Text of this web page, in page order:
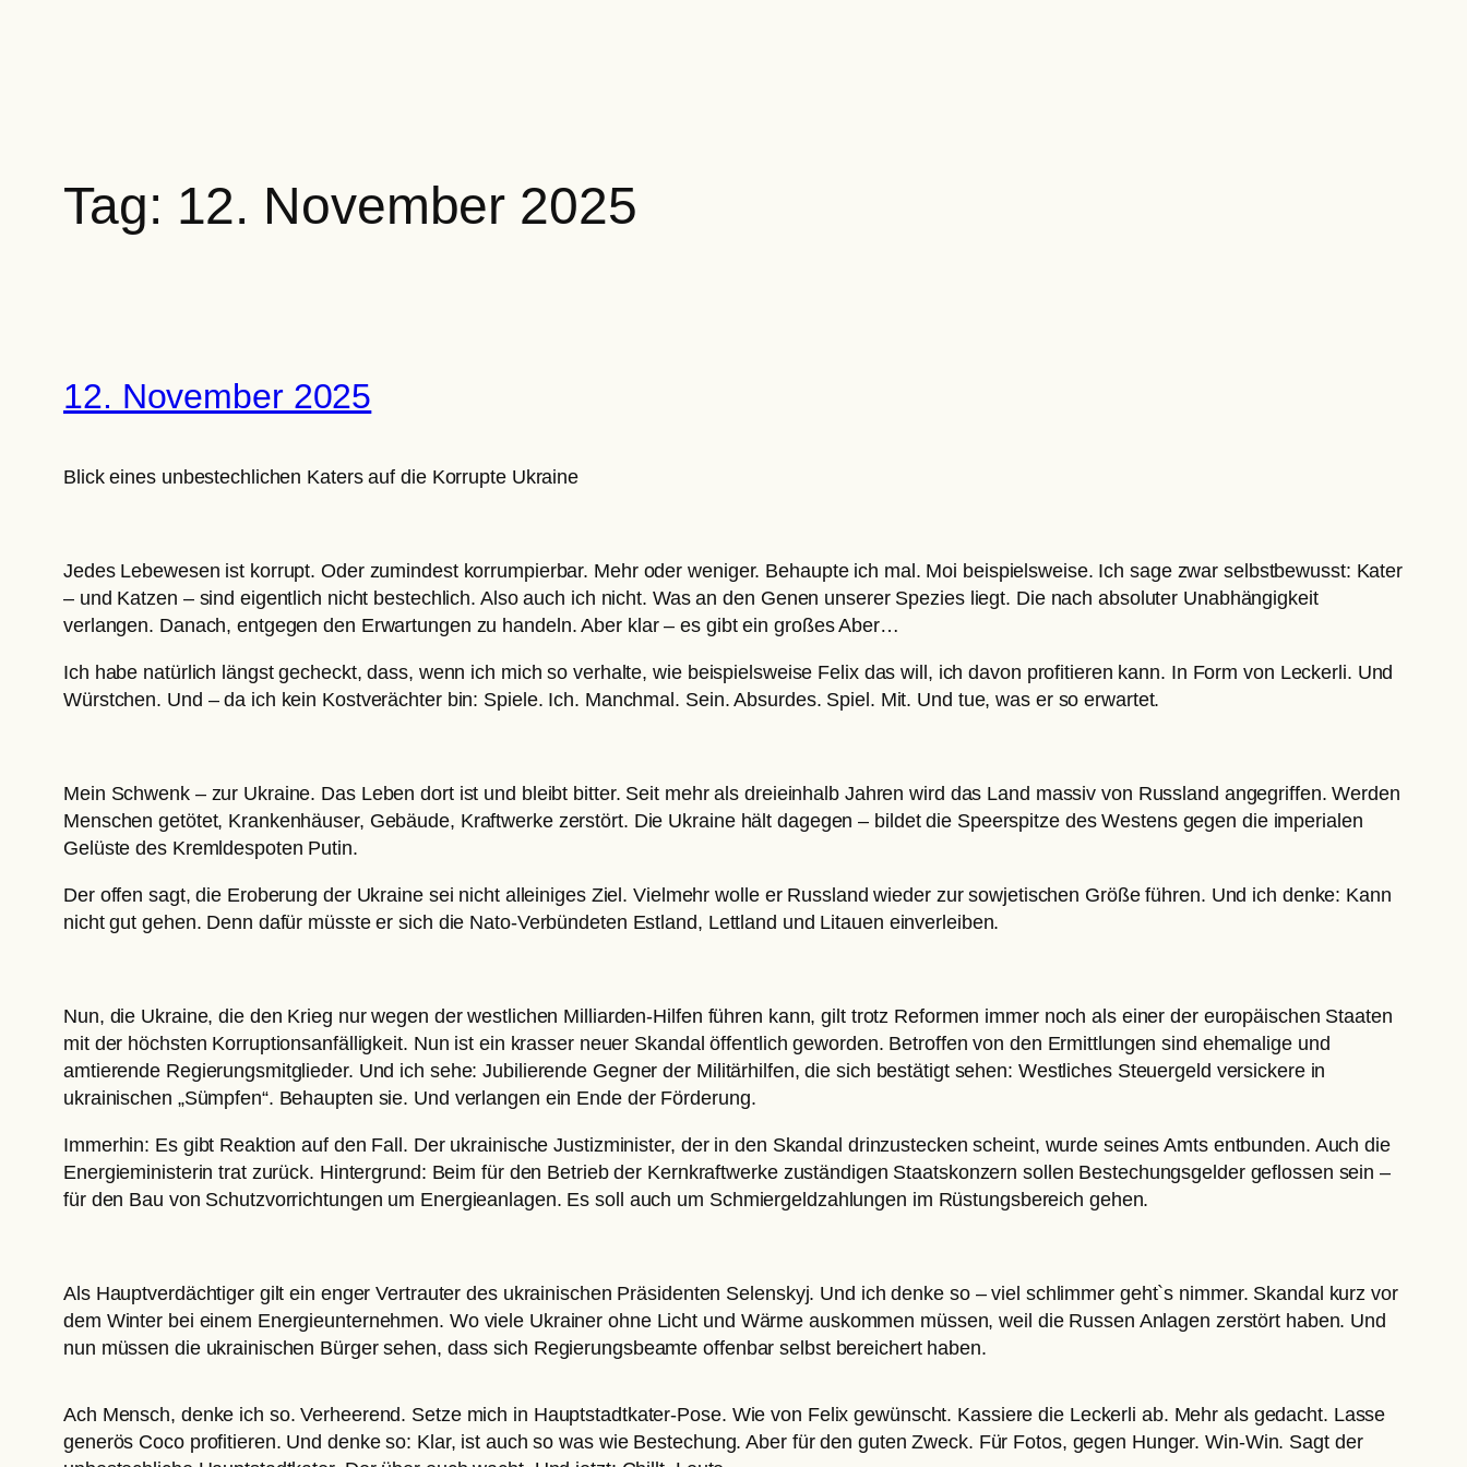
Tag: 12. November 2025
12. November 2025
Blick eines unbestechlichen Katers auf die Korrupte Ukraine
Jedes Lebewesen ist korrupt. Oder zumindest korrumpierbar. Mehr oder weniger. Behaupte ich mal. Moi beispielsweise. Ich sage zwar selbstbewusst: Kater
– und Katzen – sind eigentlich nicht bestechlich. Also auch ich nicht. Was an den Genen unserer Spezies liegt. Die nach absoluter Unabhängigkeit
verlangen. Danach, entgegen den Erwartungen zu handeln. Aber klar – es gibt ein großes Aber…
Ich habe natürlich längst gecheckt, dass, wenn ich mich so verhalte, wie beispielsweise Felix das will, ich davon profitieren kann. In Form von Leckerli. Und
Würstchen. Und – da ich kein Kostverächter bin: Spiele. Ich. Manchmal. Sein. Absurdes. Spiel. Mit. Und tue, was er so erwartet.
Mein Schwenk – zur Ukraine. Das Leben dort ist und bleibt bitter. Seit mehr als dreieinhalb Jahren wird das Land massiv von Russland angegriffen. Werden
Menschen getötet, Krankenhäuser, Gebäude, Kraftwerke zerstört. Die Ukraine hält dagegen – bildet die Speerspitze des Westens gegen die imperialen
Gelüste des Kremldespoten Putin.
Der offen sagt, die Eroberung der Ukraine sei nicht alleiniges Ziel. Vielmehr wolle er Russland wieder zur sowjetischen Größe führen. Und ich denke: Kann
nicht gut gehen. Denn dafür müsste er sich die Nato-Verbündeten Estland, Lettland und Litauen einverleiben.
Nun, die Ukraine, die den Krieg nur wegen der westlichen Milliarden-Hilfen führen kann, gilt trotz Reformen immer noch als einer der europäischen Staaten
mit der höchsten Korruptionsanfälligkeit. Nun ist ein krasser neuer Skandal öffentlich geworden. Betroffen von den Ermittlungen sind ehemalige und
amtierende Regierungsmitglieder. Und ich sehe: Jubilierende Gegner der Militärhilfen, die sich bestätigt sehen: Westliches Steuergeld versickere in
ukrainischen „Sümpfen“. Behaupten sie. Und verlangen ein Ende der Förderung.
Immerhin: Es gibt Reaktion auf den Fall. Der ukrainische Justizminister, der in den Skandal drinzustecken scheint, wurde seines Amts entbunden. Auch die
Energieministerin trat zurück. Hintergrund: Beim für den Betrieb der Kernkraftwerke zuständigen Staatskonzern sollen Bestechungsgelder geflossen sein –
für den Bau von Schutzvorrichtungen um Energieanlagen. Es soll auch um Schmiergeldzahlungen im Rüstungsbereich gehen.
Als Hauptverdächtiger gilt ein enger Vertrauter des ukrainischen Präsidenten Selenskyj. Und ich denke so – viel schlimmer geht`s nimmer. Skandal kurz vor
dem Winter bei einem Energieunternehmen. Wo viele Ukrainer ohne Licht und Wärme auskommen müssen, weil die Russen Anlagen zerstört haben. Und
nun müssen die ukrainischen Bürger sehen, dass sich Regierungsbeamte offenbar selbst bereichert haben.
Ach Mensch, denke ich so. Verheerend. Setze mich in Hauptstadtkater-Pose. Wie von Felix gewünscht. Kassiere die Leckerli ab. Mehr als gedacht. Lasse
generös Coco profitieren. Und denke so: Klar, ist auch so was wie Bestechung. Aber für den guten Zweck. Für Fotos, gegen Hunger. Win-Win. Sagt der